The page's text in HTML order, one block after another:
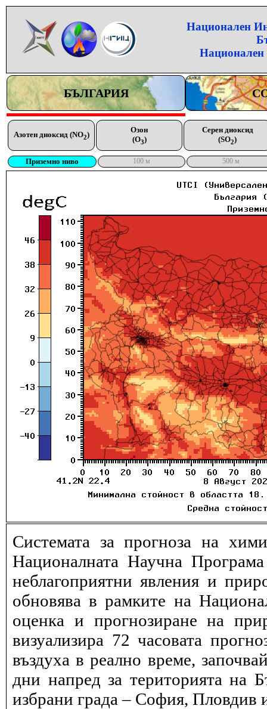
Национален
Национален
БЪЛГАРИЯ
Азотен диоксид (NO2)
Озон
(O3)
Серен диоксид
(SO2)
Приземно ниво 100 м 500 м
Системата за прогноза на
Националната Научна
неблагоприятни явления и
обновява в рамките на
оценка и прогнозиране на
визуализира 72 часовата
въздуха в реално време,
дни напред за територията на
избрани града – София, Пловдив